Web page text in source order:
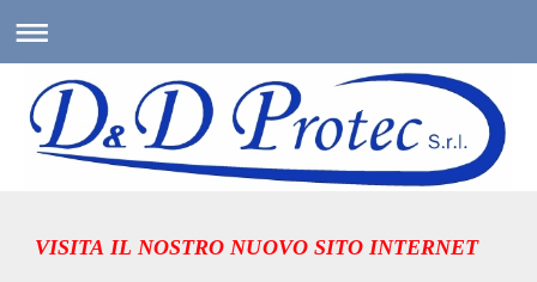
VISITA IL NOSTRO NUOVO SITO INTERNET